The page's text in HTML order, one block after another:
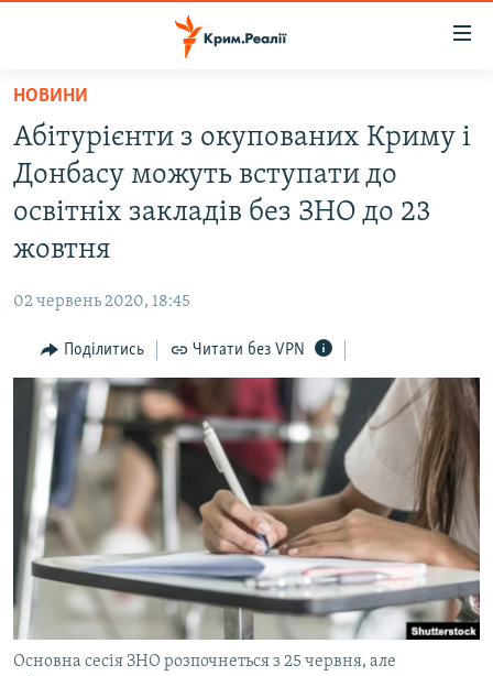
Перейти
основного
матеріалу
Перейти
до
основної
Перейти
пошуку
НОВИНИ
ВОДА.КРИМ
ВІДЕО ТА ФОТО
ПОГЛЯД
ІНТЕРВ'Ю
ВСЕ ЗА ДЕНЬ
СПЕЦПРОЕКТИ
ДЕПОРТАЦІЯ
ВІДЕОУРОКИ «ELIFBE»
СВІДЧЕННЯ ОКУПАЦІЇ
УКРАЇНСЬКА ПРОБЛЕМА КРИМУ
ЯК ОБІЙТИ БЛОКУВАННЯ
Русский
Qırımtatar
НОВИНИ
Абітурієнти з окупованих Криму і
Донбасу можуть вступати до
освітніх закладів без ЗНО до 23
жовтня
02 червень 2020, 18:45
Поділитись Читати без VPN
Основна сесія ЗНО розпочнеться з 25 червня, але